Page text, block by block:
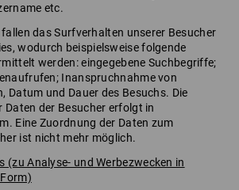
etc.
das Surfverhalten unserer Besucher
wodurch beispielsweise folgende
werden: eingegebene Suchbegriffe;
Inanspruchnahme von
Datum und Dauer des Besuchs. Die
Daten der Besucher erfolgt in
Eine Zuordnung der Daten zum
ist nicht mehr möglich.
(zu Analyse- und Werbezwecken in